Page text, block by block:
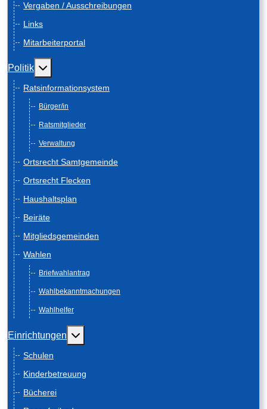
Vergaben / Ausschreibungen
Links
Mitarbeiterportal
Politik Weitere Informationen: Politik
Ratsinformationsystem
Bürger/in
Ratsmitglieder
Verwaltung
Ortsrecht Samtgemeinde
Ortsrecht Flecken
Haushaltsplan
Beiräte
Mitgliedsgemeinden
Wahlen
Briefwahlantrag
Wahlbekanntmachungen
Wahlhelfer
Einrichtungen Weitere Informationen: Einrichtungen
Schulen
Kinderbetreuung
Bücherei